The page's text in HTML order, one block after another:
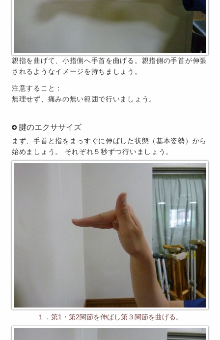
親指を曲げて、小指側へ手首を曲げる。親指側の手首が伸張
されるようなイメージを持ちましょう。
注意すること：
無理せず、痛みの無い範囲で行いましょう。
腱のエクササイズ
まず、手首と指をまっすぐに伸ばした状態（基本姿勢）から
始めましょう。 それぞれ５秒ずつ行いましょう。
１．第1・第2関節を伸ばし第３関節を曲げる。